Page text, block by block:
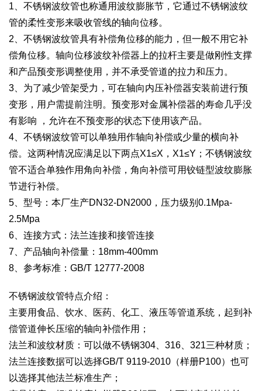
1、不锈钢波纹管也称通用波纹膨胀节，它通过不锈钢波纹
管的柔性变形来吸收管线的轴向位移。
2、不锈钢波纹管具有补偿角位移的能力，但一般不用它补
偿角位移。轴向位移波纹补偿器上的拉杆主要是做刚性支撑
和产品预变形调整使用，并不承受管道的拉力和压力。
3、为了减少管架受力，可在轴向内压补偿器安装前进行预
变形，用户需提前注明。预变形对金属补偿器的寿命几乎没
有影响 ，允许在不预变形的状态下使用该产品。
4、不锈钢波纹管可以单独用作轴向补偿或少量的横向补
偿。这两种情况应满足以下两点X1≤X，X1≤Y；不锈钢波纹
管不适合单独作用角向补偿，角向补偿可用铰链型波纹膨胀
节进行补偿。
5、型号：本厂生产DN32-DN2000，压力级别0.1Mpa-
2.5Mpa
6、连接方式：法兰连接和接管连接
7、产品轴向补偿量：18mm-400mm
8、参考标准：GB/T 12777-2008
不锈钢波纹管特点介绍：
主要用食品、饮水、医药、化工、液压等管道系统，起到补
偿管道伸长压缩的轴向补偿作用；
法兰和波纹材质：可以做不锈钢304、316、321三种材质；
法兰连接数据可以选择GB/T 9119-2010（样册P100）也可
以选择其他法兰标准生产；